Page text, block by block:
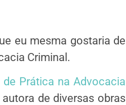
eu mesma gostaria de
Criminal.
de Prática na Advocacia
de diversas obras